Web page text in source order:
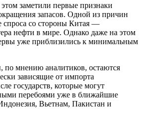
заметили первые признаки
запасов. Одной из причин
спроса со стороны Китая —
нефти в мире. Однако даже на этом
уже приблизились к минимальным
по мнению аналитиков, остаются
зависящие от импорта
государств, которые могут
перебоями уже в ближайшие
Вьетнам, Пакистан и